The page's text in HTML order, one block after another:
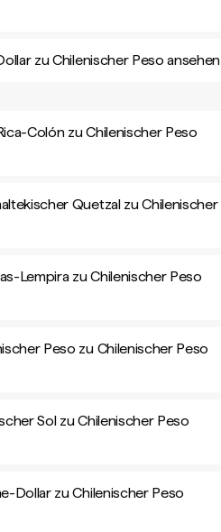
zu Chilenischer Peso ansehen
Colón zu Chilenischer Peso
Quetzal zu Chilenischer
Lempira zu Chilenischer Peso
Peso zu Chilenischer Peso
Sol zu Chilenischer Peso
Dollar zu Chilenischer Peso